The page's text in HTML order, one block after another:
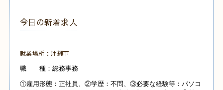
今日の新着求人
就業場所：沖縄市
職 種：総務事務
①雇用形態：正社員、②学歴：不問、③必要な経験等：パソコ